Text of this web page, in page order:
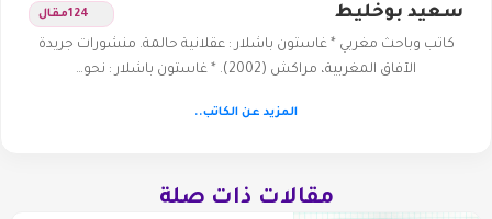
سعيد بوخليط 124مقال
كاتب وباحث مغربي * غاستون باشلار : عقلانية حالمة. منشورات جريدة
الآفاق المغربية، مراكش (2002). * غاستون باشلار : نحو…
المزيد عن الكاتب..
مقالات ذات صلة